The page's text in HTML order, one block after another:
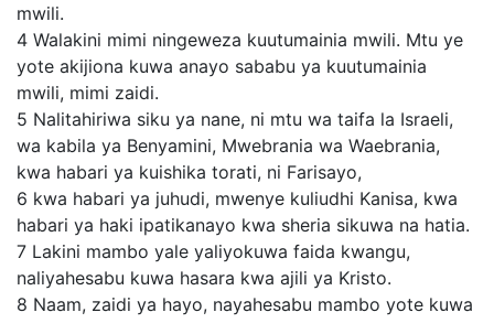
mwili.
4 Walakini mimi ningeweza kuutumainia mwili. Mtu ye
yote akijiona kuwa anayo sababu ya kuutumainia
mwili, mimi zaidi.
5 Nalitahiriwa siku ya nane, ni mtu wa taifa la Israeli,
wa kabila ya Benyamini, Mwebrania wa Waebrania,
kwa habari ya kuishika torati, ni Farisayo,
6 kwa habari ya juhudi, mwenye kuliudhi Kanisa, kwa
habari ya haki ipatikanayo kwa sheria sikuwa na hatia.
7 Lakini mambo yale yaliyokuwa faida kwangu,
naliyahesabu kuwa hasara kwa ajili ya Kristo.
8 Naam, zaidi ya hayo, nayahesabu mambo yote kuwa